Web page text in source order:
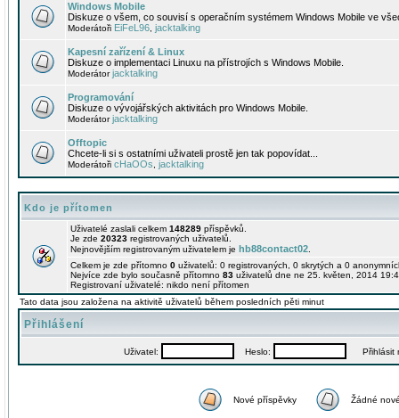
Windows Mobile
Diskuze o všem, co souvisí s operačním systémem Windows Mobile ve
Moderátoři EiFeL96 jacktalking
Kapesní zařízení & Linux
Diskuze o implementaci Linuxu na přístrojích s Windows Mobile.
Moderátorjacktalking
Programování
Diskuze o vývojářských aktivitách pro Windows Mobile.
Moderátorjacktalking
Offtopic
Chcete-li si s ostatními uživateli prostě jen tak popovídat...
Moderátoři cHaOOs jacktalking
Kdo je přítomen
Uživatelé zaslali celkem 148289 příspěvků.
Je zde 20323 registrovaných uživatelů.
Nejnovějším registrovaným uživatelem je hb88contact02
Celkem je zde přítomno 0 uživatelů: 0 registrovaných, 0 skrytých a 0
Nejvíce zde bylo současně přítomno 83 uživatelů dne ne 25. květen, 2014
Registrovaní uživatelé: nikdo není přítomen
Tato data jsou založena na aktivitě uživatelů během posledních pěti minut
Přihlášení
Uživatel: Heslo: Přihlásit
Nové příspěvky Žádné